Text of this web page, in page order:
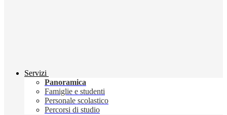
Servizi
Panoramica
Famiglie e studenti
Personale scolastico
Percorsi di studio